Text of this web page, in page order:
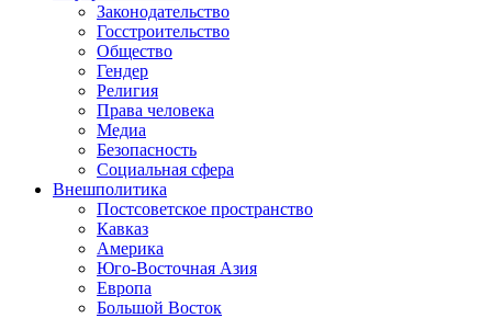
Законодательство
Госстроительство
Общество
Гендер
Религия
Права человека
Медиа
Безопасность
Социальная сфера
Внешполитика
Постсоветское пространство
Кавказ
Америка
Юго-Восточная Азия
Европа
Большой Восток